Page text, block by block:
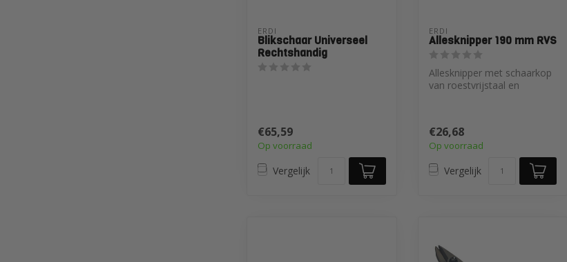
ERDI
Blikschaar Universeel
Rechtshandig
€65,59
Op voorraad
Vergelijk
ERDI
Allesknipper 190 mm RVS
Allesknipper met schaarkop
van roestvrijstaal en
€26,68
Op voorraad
Vergelijk